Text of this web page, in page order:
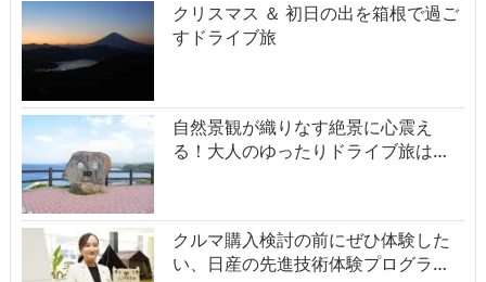
クリスマス ＆ 初日の出を箱根で過ご
すドライブ旅
自然景観が織りなす絶景に心震え
る！大人のゆったりドライブ旅は…
クルマ購入検討の前にぜひ体験した
い、日産の先進技術体験プログラ…